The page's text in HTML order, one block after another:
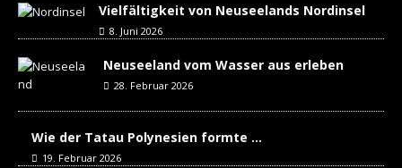
Vielfältigkeit von Neuseelands Nordinsel
8. Juni 2026
Neuseeland vom Wasser aus erleben
28. Februar 2026
Wie der Tatau Polynesien formte …
19. Februar 2026